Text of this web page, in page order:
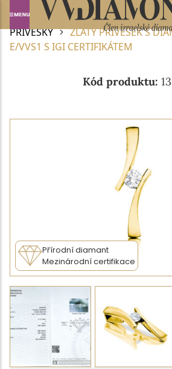
Domů DIAMANTOVÉ ŠPERKY
PŘÍVĚSKY
ZLATÝ PŘÍVĚSEK S
E/VVS1 S IGI CERTIFIKÁTEM
Kód produktu:
Přírodní diamant
Mezinárodní certifikace